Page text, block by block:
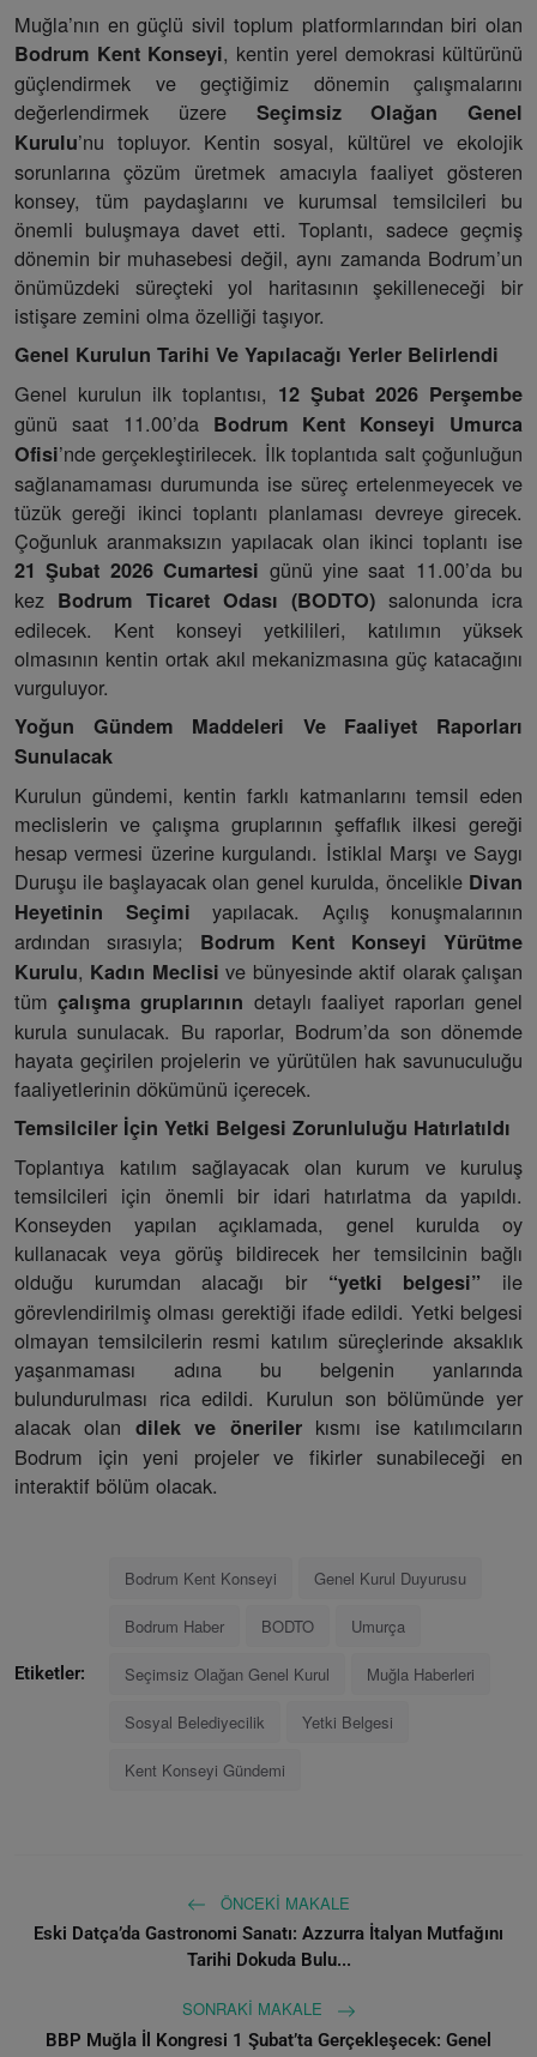
Muğla’nın en güçlü sivil toplum platformlarından biri olan
Bodrum Kent Konseyi, kentin yerel demokrasi kültürünü
güçlendirmek ve geçtiğimiz dönemin çalışmalarını
değerlendirmek üzere Seçimsiz Olağan Genel
Kurulu’nu topluyor. Kentin sosyal, kültürel ve ekolojik
sorunlarına çözüm üretmek amacıyla faaliyet gösteren
konsey, tüm paydaşlarını ve kurumsal temsilcileri bu
önemli buluşmaya davet etti. Toplantı, sadece geçmiş
dönemin bir muhasebesi değil, aynı zamanda Bodrum’un
önümüzdeki süreçteki yol haritasının şekilleneceği bir
istişare zemini olma özelliği taşıyor.
Genel Kurulun Tarihi Ve Yapılacağı Yerler Belirlendi
Genel kurulun ilk toplantısı, 12 Şubat 2026 Perşembe
günü saat 11.00’da Bodrum Kent Konseyi Umurca
Ofisi’nde gerçekleştirilecek. İlk toplantıda salt çoğunluğun
sağlanamaması durumunda ise süreç ertelenmeyecek ve
tüzük gereği ikinci toplantı planlaması devreye girecek.
Çoğunluk aranmaksızın yapılacak olan ikinci toplantı ise
21 Şubat 2026 Cumartesi günü yine saat 11.00’da bu
kez Bodrum Ticaret Odası (BODTO) salonunda icra
edilecek. Kent konseyi yetkilileri, katılımın yüksek
olmasının kentin ortak akıl mekanizmasına güç katacağını
vurguluyor.
Yoğun Gündem Maddeleri Ve Faaliyet Raporları
Sunulacak
Kurulun gündemi, kentin farklı katmanlarını temsil eden
meclislerin ve çalışma gruplarının şeffaflık ilkesi gereği
hesap vermesi üzerine kurgulandı. İstiklal Marşı ve Saygı
Duruşu ile başlayacak olan genel kurulda, öncelikle Divan
Heyetinin Seçimi yapılacak. Açılış konuşmalarının
ardından sırasıyla; Bodrum Kent Konseyi Yürütme
Kurulu, Kadın Meclisi ve bünyesinde aktif olarak çalışan
tümçalışma gruplarının detaylı faaliyet raporları genel
kurula sunulacak. Bu raporlar, Bodrum’da son dönemde
hayata geçirilen projelerin ve yürütülen hak savunuculuğu
faaliyetlerinin dökümünü içerecek.
Temsilciler İçin Yetki Belgesi Zorunluluğu Hatırlatıldı
Toplantıya katılım sağlayacak olan kurum ve kuruluş
temsilcileri için önemli bir idari hatırlatma da yapıldı.
Konseyden yapılan açıklamada, genel kurulda oy
kullanacak veya görüş bildirecek her temsilcinin bağlı
olduğu kurumdan alacağı bir “yetki belgesi” ile
görevlendirilmiş olması gerektiği ifade edildi. Yetki belgesi
olmayan temsilcilerin resmi katılım süreçlerinde aksaklık
yaşanmaması adına bu belgenin yanlarında
bulundurulması rica edildi. Kurulun son bölümünde yer
alacak olan dilek ve önerilerkısmı ise katılımcıların
Bodrum için yeni projeler ve fikirler sunabileceği en
interaktif bölüm olacak.
Etiketler:
Bodrum Kent Konseyi Genel Kurul Duyurusu
Bodrum Haber BODTO Umurça
Seçimsiz Olağan Genel Kurul Muğla Haberleri
Sosyal Belediyecilik Yetki Belgesi
Kent Konseyi Gündemi
ÖNCEKI MAKALE
Eski Datça’da Gastronomi Sanatı: Azzurra İtalyan Mutfağını
Tarihi Dokuda Bulu...
SONRAKI MAKALE
BBP Muğla İl Kongresi 1 Şubat’ta Gerçekleşecek: Genel